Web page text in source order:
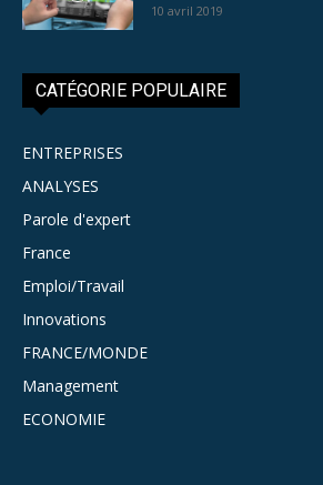
10 avril 2019
CATÉGORIE POPULAIRE
ENTREPRISES
ANALYSES
Parole d'expert
France
Emploi/Travail
Innovations
FRANCE/MONDE
Management
ECONOMIE